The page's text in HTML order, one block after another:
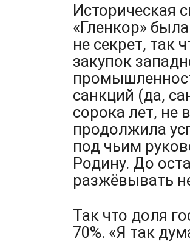
Историческая
«Гленкор»
не секрет, так
закупок
санкций (да,
сорока лет, не
продолжила
под чьим
Родину. До
разжёвывать
Так что доля
70%. «Я так